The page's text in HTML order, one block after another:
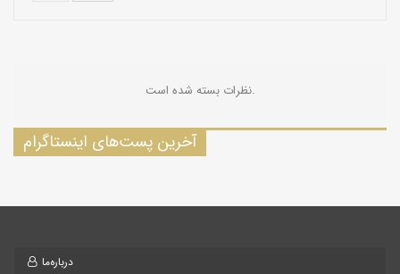
نظرات بسته شده است.
آخرین پست‌های اینستاگرام
درباره‌ما